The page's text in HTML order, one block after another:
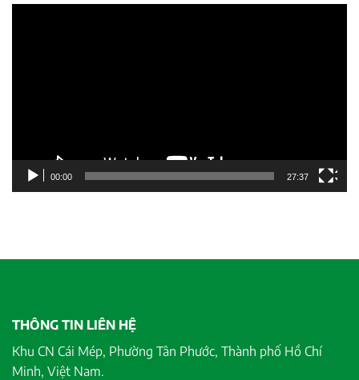
00:00 27:37
THÔNG TIN LIÊN HỆ
Khu CN Cái Mép, Phường Tân Phước, Thành phố Hồ Chí
Minh, Việt Nam.